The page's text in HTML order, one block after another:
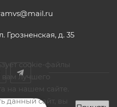
Грозненская, д. 35
cookie-файлы
вам лучшего
на нашем сайте.
данный сайт, вы